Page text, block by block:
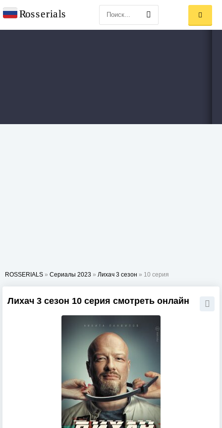
ROSSERIALS » Сериалы 2023 » Лихач 3 сезон » 10 серия
Лихач 3 сезон 10 серия смотреть онлайн